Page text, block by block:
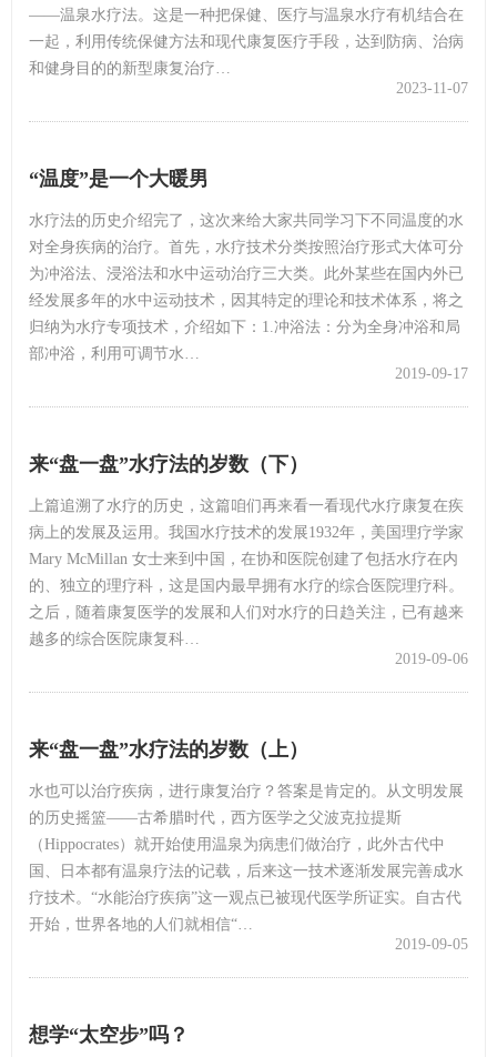
2023-11-07
——温泉水疗法。这是一种把保健、医疗与温泉水疗有机结合在
一起，利用传统保健方法和现代康复医疗手段，达到防病、治病
和健身目的的新型康复治疗…
“温度”是一个大暖男
2019-09-17
水疗法的历史介绍完了，这次来给大家共同学习下不同温度的水
对全身疾病的治疗。首先，水疗技术分类按照治疗形式大体可分
为冲浴法、浸浴法和水中运动治疗三大类。此外某些在国内外已
经发展多年的水中运动技术，因其特定的理论和技术体系，将之
归纳为水疗专项技术，介绍如下：1.冲浴法：分为全身冲浴和局
部冲浴，利用可调节水…
来“盘一盘”水疗法的岁数（下）
2019-09-06
上篇追溯了水疗的历史，这篇咱们再来看一看现代水疗康复在疾
病上的发展及运用。我国水疗技术的发展1932年，美国理疗学家
Mary McMillan 女士来到中国，在协和医院创建了包括水疗在内
的、独立的理疗科，这是国内最早拥有水疗的综合医院理疗科。
之后，随着康复医学的发展和人们对水疗的日趋关注，已有越来
越多的综合医院康复科…
来“盘一盘”水疗法的岁数（上）
2019-09-05
水也可以治疗疾病，进行康复治疗？答案是肯定的。从文明发展
的历史摇篮——古希腊时代，西方医学之父波克拉提斯
（Hippocrates）就开始使用温泉为病患们做治疗，此外古代中
国、日本都有温泉疗法的记载，后来这一技术逐渐发展完善成水
疗技术。“水能治疗疾病”这一观点已被现代医学所证实。自古代
开始，世界各地的人们就相信“…
想学“太空步”吗？